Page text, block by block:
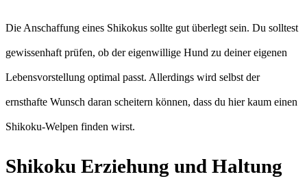
Die Anschaffung eines Shikokus sollte gut überlegt sein. Du solltest
gewissenhaft prüfen, ob der eigenwillige Hund zu deiner eigenen
Lebensvorstellung optimal passt. Allerdings wird selbst der
ernsthafte Wunsch daran scheitern können, dass du hier kaum einen
Shikoku-Welpen finden wirst.
Shikoku Erziehung und Haltung